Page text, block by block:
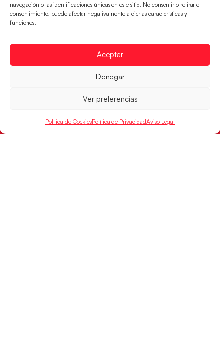
navegación o las identificaciones únicas en este sitio. No consentir o retirar el
consentimiento, puede afectar negativamente a ciertas características y
funciones.
Aceptar
Denegar
Ver preferencias
Política de CookiesPolítica de PrivacidadAviso Legal
CONTACTO
FINANCIADO
RFEBM © 2024. Todos los derechos reservados –
Desarrollado por